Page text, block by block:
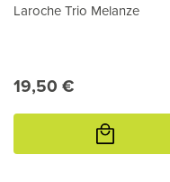
Laroche Trio Melanze
19,50 €
Προσθήκη
καλάθι